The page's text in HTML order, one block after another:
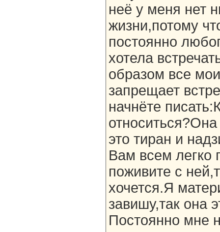
неё у меня нет
жизни,потому
постоянно
хотела
образом все
запрещает
начнёте
это тиран и
Вам всем легко
поживите с
хочется.Я
завишу,так она
Постоянно мне